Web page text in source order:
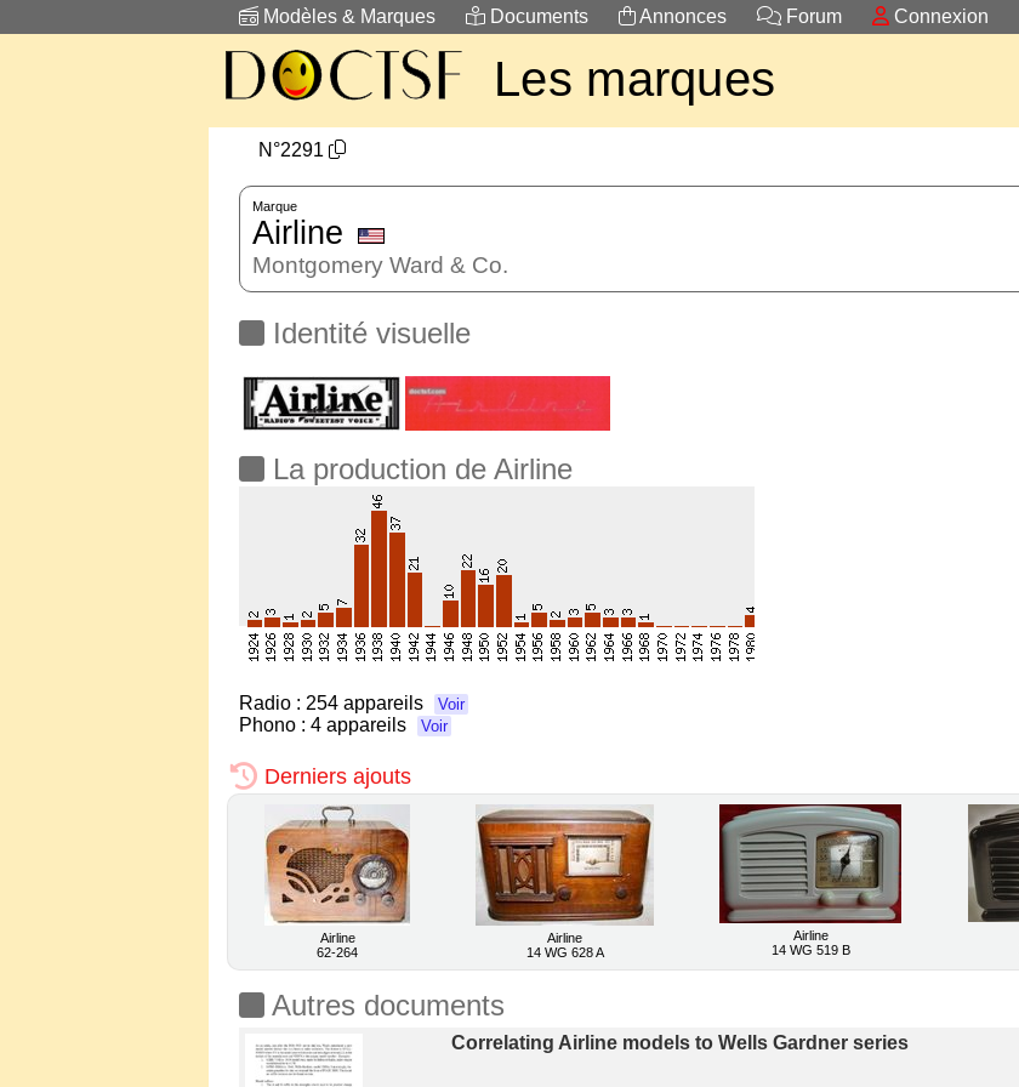
Modèles & Marques Documents Annonces Forum Connexion
Les marques
N°2291
Marque
Airline
Montgomery Ward & Co.
Identité visuelle
La production de Airline
Radio : 254 appareils Voir
Phono : 4 appareils Voir
Derniers ajouts
Airline
62-264
Airline
14 WG 628 A
Airline
14 WG 519 B
Autres documents
Correlating Airline models to Wells Gardner series